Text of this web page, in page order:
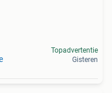
Topadvertentie
Gisteren